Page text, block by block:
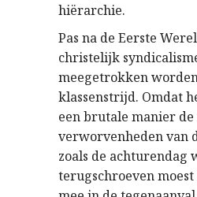
hiërarchie.
Pas na de Eerste
christelijk
meegetrokken
klassenstrijd. Omdat
een brutale manier
verworvenheden van
zoals de achturendag
terugschroeven moest